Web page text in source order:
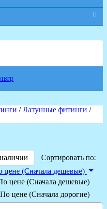
/Латунные фитинги /
Сортировать по:
цене (Сначала дешевые)
цене (Сначала дешевые)
По цене (Сначала дорогие)